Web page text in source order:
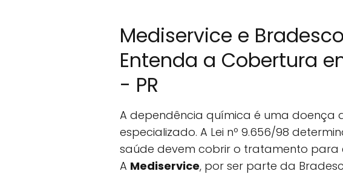
Mediservice e
Entenda a Cobertura
- PR
A dependência química é uma doença
especializado. A Lei nº 9.656/98
saúde devem cobrir o tratamento para
A Mediservice, por ser parte da